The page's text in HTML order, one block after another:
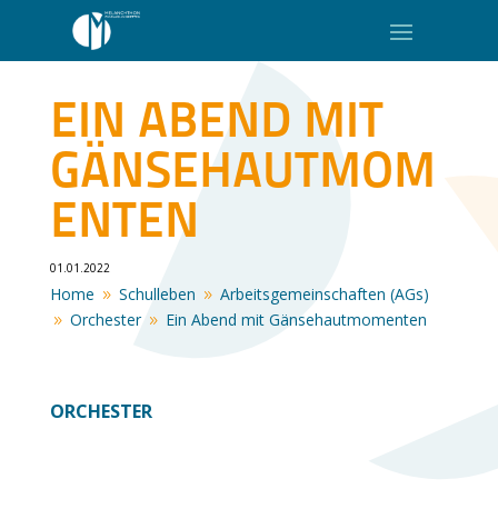
EIN ABEND MIT
GÄNSEHAUTMOM
ENTEN
01.01.2022
Home 9 Schulleben 9 Arbeitsgemeinschaften (AGs)
9 Orchester 9 Ein Abend mit Gänsehautmomenten
ORCHESTER